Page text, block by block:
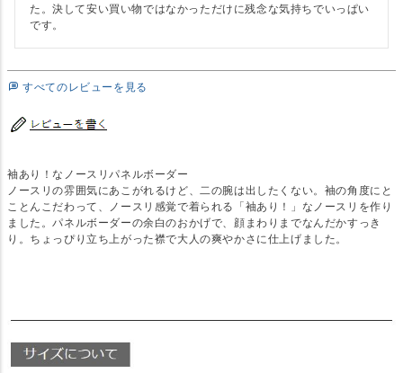
た。決して安い買い物ではなかっただけに残念な気持ちでいっぱい
です。
すべてのレビューを見る
袖あり！なノースリパネルボーダー
ノースリの雰囲気にあこがれるけど、二の腕は出したくない。袖の角度にと
ことんこだわって、ノースリ感覚で着られる「袖あり！」なノースリを作り
ました。パネルボーダーの余白のおかげで、顔まわりまでなんだかすっき
り。ちょっぴり立ち上がった襟で大人の爽やかさに仕上げました。